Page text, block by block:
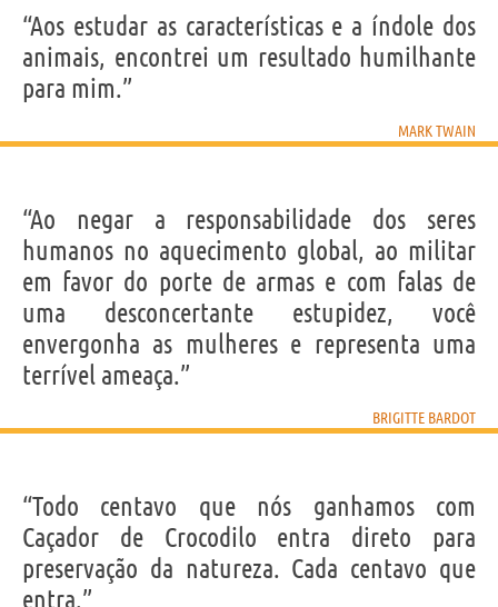
“Aos estudar as características e a índole dos
animais, encontrei um resultado humilhante
para mim.”
MARK TWAIN
“Ao negar a responsabilidade dos seres
humanos no aquecimento global, ao militar
em favor do porte de armas e com falas de
uma desconcertante estupidez, você
envergonha as mulheres e representa uma
terrível ameaça.”
BRIGITTE BARDOT
“Todo centavo que nós ganhamos com
Caçador de Crocodilo entra direto para
preservação da natureza. Cada centavo que
entra.”